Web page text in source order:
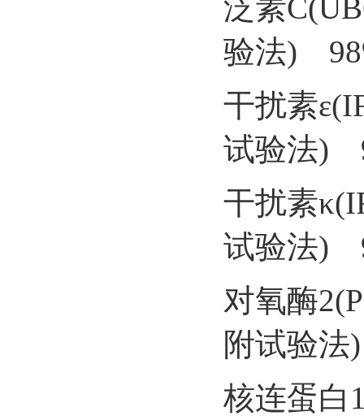
泛素
验法)
干扰素
试验法)
干扰素
试验法)
对氧酶
附试验
核连蛋白